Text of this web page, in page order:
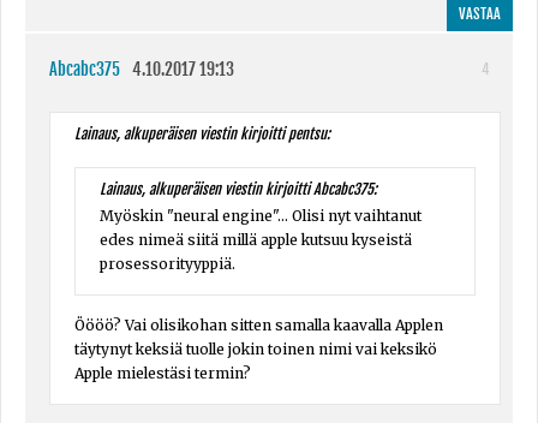
VASTAA
Abcabc375 4.10.2017 19:13 4
Lainaus, alkuperäisen viestin kirjoitti pentsu:
Lainaus, alkuperäisen viestin kirjoitti Abcabc375:
Myöskin "neural engine"... Olisi nyt vaihtanut
edes nimeä siitä millä apple kutsuu kyseistä
prosessorityyppiä.
Öööö? Vai olisikohan sitten samalla kaavalla Applen
täytynyt keksiä tuolle jokin toinen nimi vai keksikö
Apple mielestäsi termin?